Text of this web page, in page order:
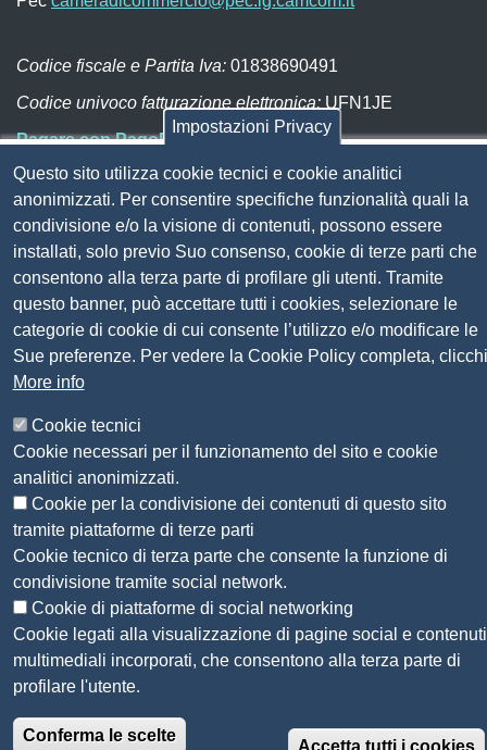
Codice fiscale e Partita Iva: 01838690491
Codice univoco fatturazione elettronica: UFN1JE
Pagare con PagoPA
Seguici su
Sito web
Amministrazione trasparente
Mappa del sito
Privacy
Social Media Policy
Dichiarazione di accessibilità
Siti tematici: Maremma e Tirreno Itinerari
© 2026 CAMERA DI COMMERCIO DELLA
MAREMMA E DEL TIRRENO
Impostazioni Privacy
Questo sito utilizza cookie tecnici e cookie analitici
anonimizzati. Per consentire specifiche funzionalità quali la
condivisione e/o la visione di contenuti, possono essere
installati, solo previo Suo consenso, cookie di terze parti che
consentono alla terza parte di profilare gli utenti. Tramite
questo banner, può accettare tutti i cookies, selezionare le
categorie di cookie di cui consente l’utilizzo e/o modificare le
Sue preferenze. Per vedere la Cookie Policy completa, clicchi
More info
Cookie tecnici
Cookie necessari per il funzionamento del sito e cookie
analitici anonimizzati.
Cookie per la condivisione dei contenuti di questo sito
tramite piattaforme di terze parti
Cookie tecnico di terza parte che consente la funzione di
condivisione tramite social network.
Cookie di piattaforme di social networking
Cookie legati alla visualizzazione di pagine social e contenuti
multimediali incorporati, che consentono alla terza parte di
profilare l'utente.
Conferma le scelte
Accetta tutti i cookies